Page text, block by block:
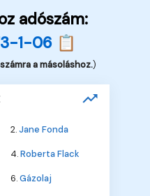
adószám:
1-06 📋
a másoláshoz.)
2.Jane Fonda
4.Roberta Flack
6.Gázolaj